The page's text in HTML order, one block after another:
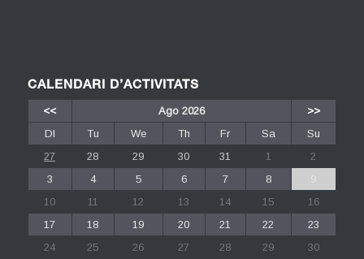
CALENDARI D’ACTIVITATS
<< Ago 2026
>>
Dl
Tu We Th Fr Sa
Su
27
28 29 30 31 1
2
3
4 5 6 7 8
9
10
11 12 13 14 15
16
17
18 19 20 21 22
23
24
25 26 27 28 29
30